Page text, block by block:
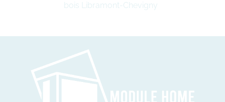
bois Libramont-Chevigny